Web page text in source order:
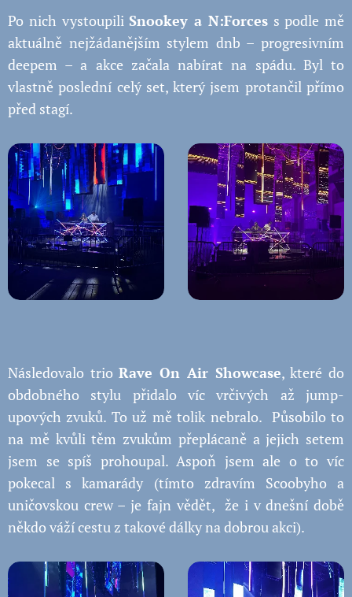
Po nich vystoupili Snookey a N:Forcess podle mě
aktuálně nejžádanějším stylem dnb – progresivním
deepem – a akce začala nabírat na spádu. Byl to
vlastně poslední celý set, který jsem protančil přímo
před stagí.
Následovalo trioRave On Air Showcase, které do
obdobného stylu přidalo víc vrčivých až jump-
upových zvuků. To už mě tolik nebralo. Působilo to
na mě kvůli těm zvukům přeplácaně a jejich setem
jsem se spíš prohoupal. Aspoň jsem ale o to víc
pokecal s kamarády (tímto zdravím Scoobyho a
uničovskou crew – je fajn vědět, že i v dnešní době
někdo váží cestu z takové dálky na dobrou akci).